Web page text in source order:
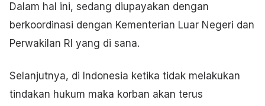
Dalam hal ini, sedang diupayakan dengan
berkoordinasi dengan Kementerian Luar Negeri dan
Perwakilan RI yang di sana.
Selanjutnya, di Indonesia ketika tidak melakukan
tindakan hukum maka korban akan terus